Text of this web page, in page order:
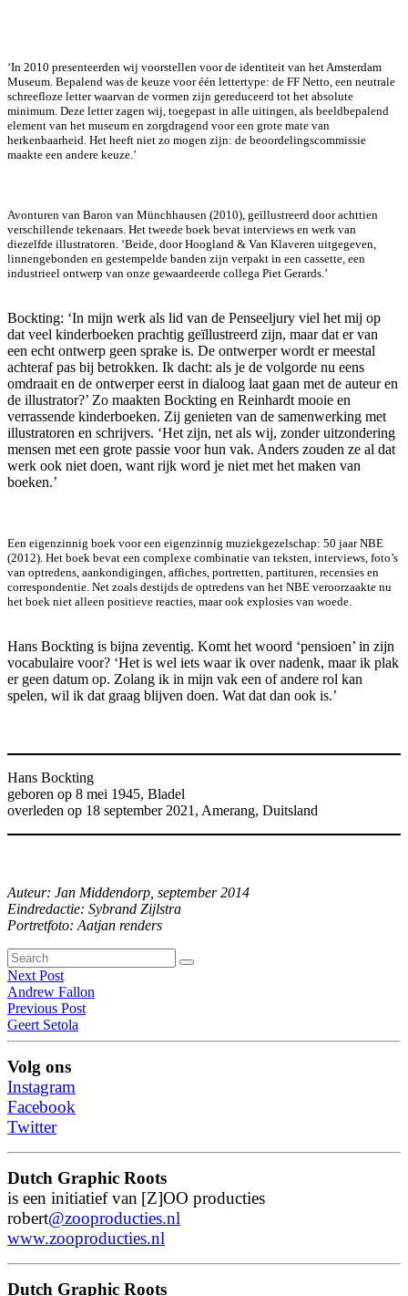
‘In 2010 presenteerden wij voorstellen voor de identiteit van het Amsterdam
Museum. Bepalend was de keuze voor één lettertype: de FF Netto, een neutrale
schreefloze letter waarvan de vormen zijn gereduceerd tot het absolute
minimum. Deze letter zagen wij, toegepast in alle uitingen, als beeldbepalend
element van het museum en zorgdragend voor een grote mate van
herkenbaarheid. Het heeft niet zo mogen zijn: de beoordelingscommissie
maakte een andere keuze.’
Avonturen van Baron van Münchhausen (2010), geïllustreerd door achttien
verschillende tekenaars. Het tweede boek bevat interviews en werk van
diezelfde illustratoren. ‘Beide, door Hoogland & Van Klaveren uitgegeven,
linnengebonden en gestempelde banden zijn verpakt in een cassette, een
industrieel ontwerp van onze gewaardeerde collega Piet Gerards.’
Bockting: ‘In mijn werk als lid van de Penseeljury viel het mij op
dat veel kinderboeken prachtig geïllustreerd zijn, maar dat er van
een echt ontwerp geen sprake is. De ontwerper wordt er meestal
achteraf pas bij betrokken. Ik dacht: als je de volgorde nu eens
omdraait en de ontwerper eerst in dialoog laat gaan met de auteur en
de illustrator?’ Zo maakten Bockting en Reinhardt mooie en
verrassende kinderboeken. Zij genieten van de samenwerking met
illustratoren en schrijvers. ‘Het zijn, net als wij, zonder uitzondering
mensen met een grote passie voor hun vak. Anders zouden ze al dat
werk ook niet doen, want rijk word je niet met het maken van
boeken.’
Een eigenzinnig boek voor een eigenzinnig muziekgezelschap: 50 jaar NBE
(2012). Het boek bevat een complexe combinatie van teksten, interviews, foto’s
van optredens, aankondigingen, affiches, portretten, partituren, recensies en
correspondentie. Net zoals destijds de optredens van het NBE veroorzaakte nu
het boek niet alleen positieve reacties, maar ook explosies van woede.
Hans Bockting is bijna zeventig. Komt het woord ‘pensioen’ in zijn
vocabulaire voor? ‘Het is wel iets waar ik over nadenk, maar ik plak
er geen datum op. Zolang ik in mijn vak een of andere rol kan
spelen, wil ik dat graag blijven doen. Wat dat dan ook is.’
Hans Bockting
geboren op 8 mei 1945, Bladel
overleden op 18 september 2021, Amerang, Duitsland
Auteur: Jan Middendorp , september 2014
Eindredactie: Sybrand Zijlstra
Portretfoto: Aatjan renders
Search
for:
Search
Berichtennavigatie
Next Post
Andrew Fallon
Previous Post
Geert Setola
Volg ons
Instagram
Facebook
Twitter
Dutch Graphic Roots
is een initiatief van [Z]OO producties
robert@zooproducties.nl
www.zooproducties.nl
Dutch Graphic Roots